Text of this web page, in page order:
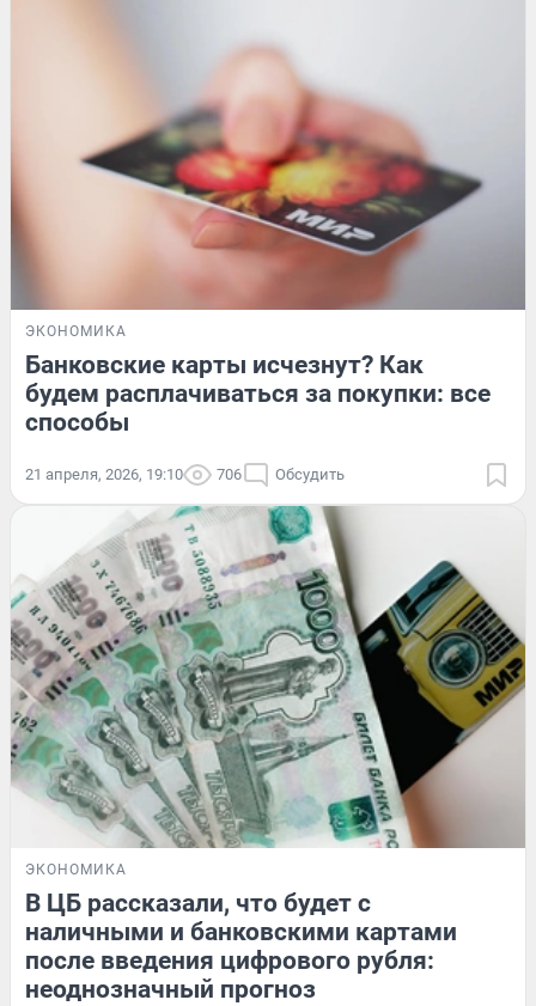
ЭКОНОМИКА
Банковские карты исчезнут? Как
будем расплачиваться за покупки: все
способы
21 апреля, 2026, 19:10 706 Обсудить
ЭКОНОМИКА
В ЦБ рассказали, что будет с
наличными и банковскими картами
после введения цифрового рубля:
неоднозначный прогноз